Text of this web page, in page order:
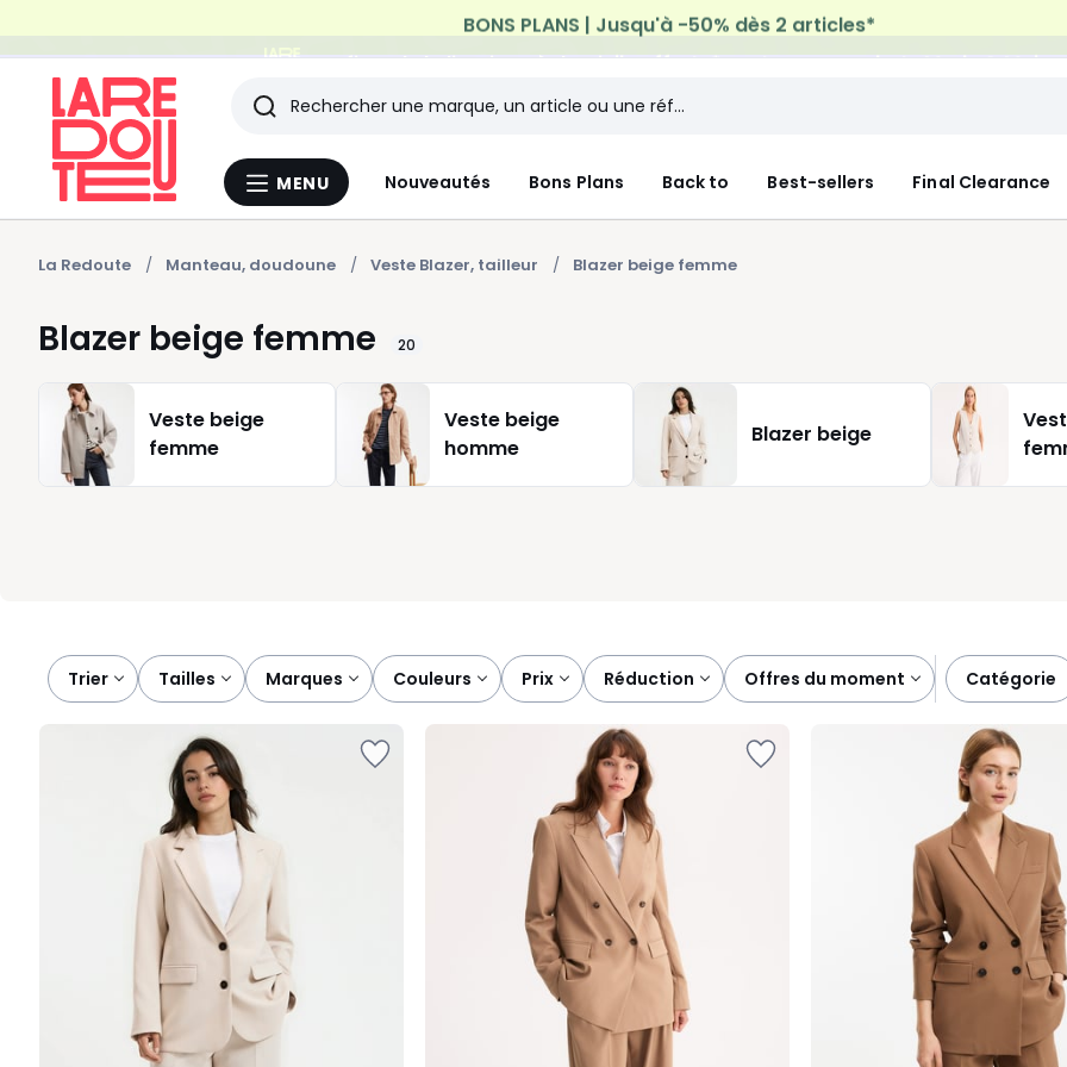
Profitez de la livraison à domicile offerte*sur tous vos achats Mode & Maison
Menu
MENU Nouveautés Bons Plans Back to Best-sellers Final Clearance
Rechercher
Les
derniers
articles
consultés
La Redoute Manteau, doudoune Veste Blazer, tailleur Blazer beige femme
Blazer beige femme 20
Veste beige
femme
Veste beige
homme
Blazer beige
Trier
tailles marques couleurs prix réduction offres du moment catégorie